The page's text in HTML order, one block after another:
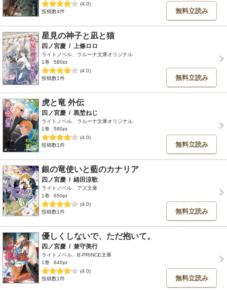
(4.0)
投稿数4件
無料立読み
星見の神子と凪と猫
四ノ宮慶 / 上條ロロ
ライトノベル、ラルーナ文庫オリジナル
1巻
580pt
(4.0)
投稿数1件
無料立読み
虎と竜 外伝
四ノ宮慶 / 黒埜ねじ
ライトノベル、ラルーナ文庫オリジナル
1巻
580pt
(4.0)
投稿数1件
無料立読み
銀の竜使いと藍のカナリア
四ノ宮慶 / 緒田涼歌
ライトノベル、アズ文庫
1巻
650pt
(4.0)
投稿数1件
無料立読み
優しくしないで、ただ抱いて。
四ノ宮慶 / 兼守美行
ライトノベル、B-PRINCE文庫
1巻
640pt
(4.0)
投稿数1件
無料立読み